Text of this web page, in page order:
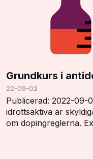
Grundkurs i
22-09-02
Publicerad: 2022-09-
idrottsaktiva är
om dopingreglerna.